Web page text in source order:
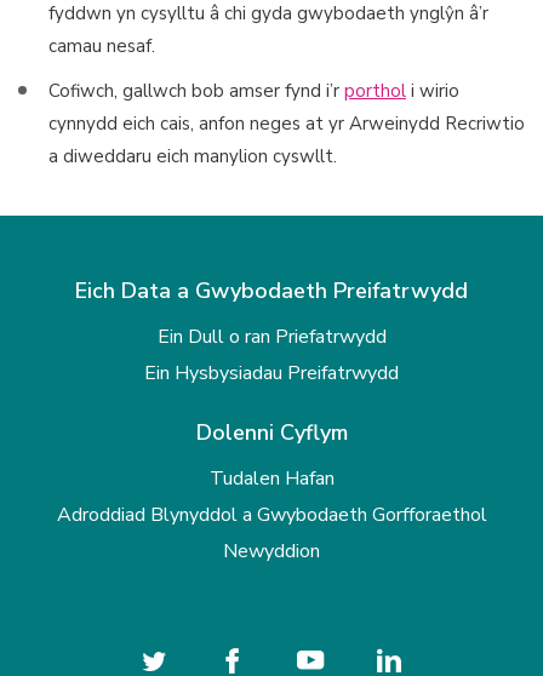
fyddwn yn cysylltu â chi gyda gwybodaeth ynglŷn â’r
camau nesaf.
Cofiwch, gallwch bob amser fynd i’r porthol i wirio
cynnydd eich cais, anfon neges at yr Arweinydd Recriwtio
a diweddaru eich manylion cyswllt.
Eich Data a Gwybodaeth Preifatrwydd
Ein Dull o ran Priefatrwydd
Ein Hysbysiadau Preifatrwydd
Dolenni Cyflym
Tudalen Hafan
Adroddiad Blynyddol a Gwybodaeth Gorfforaethol
Newyddion